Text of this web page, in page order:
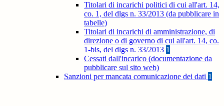
Titolari di incarichi politici di cui all'art. 14,
co. 1, del dlgs n. 33/2013 (da pubblicare in
tabelle)
Titolari di incarichi di amministrazione, di
direzione o di governo di cui all'art. 14, co.
1-bis, del dlgs n. 33/2013 1
Cessati dall'incarico (documentazione da
pubblicare sul sito web)
Sanzioni per mancata comunicazione dei dati 1